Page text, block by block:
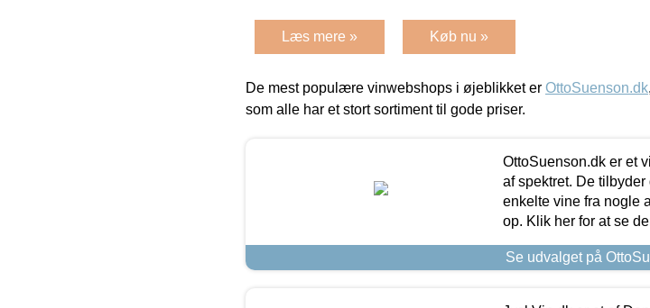
Læs mere » Køb nu »
De mest populære vinwebshops i øjeblikket er OttoSuenson.dk,
som alle har et stort sortiment til gode priser.
OttoSuenson.dk er et
af spektret. De
enkelte vine fra nogle
op. Klik her for at se
Se udvalget på